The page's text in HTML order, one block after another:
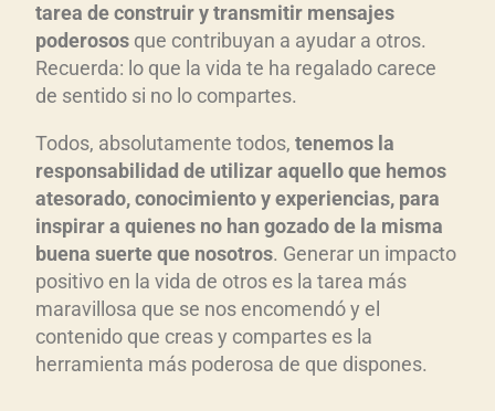
tarea de construir y transmitir mensajes
poderosos que contribuyan a ayudar a otros.
Recuerda: lo que la vida te ha regalado carece
de sentido si no lo compartes.
Todos, absolutamente todos, tenemos la
responsabilidad de utilizar aquello que hemos
atesorado, conocimiento y experiencias, para
inspirar a quienes no han gozado de la misma
buena suerte que nosotros. Generar un impacto
positivo en la vida de otros es la tarea más
maravillosa que se nos encomendó y el
contenido que creas y compartes es la
herramienta más poderosa de que dispones.